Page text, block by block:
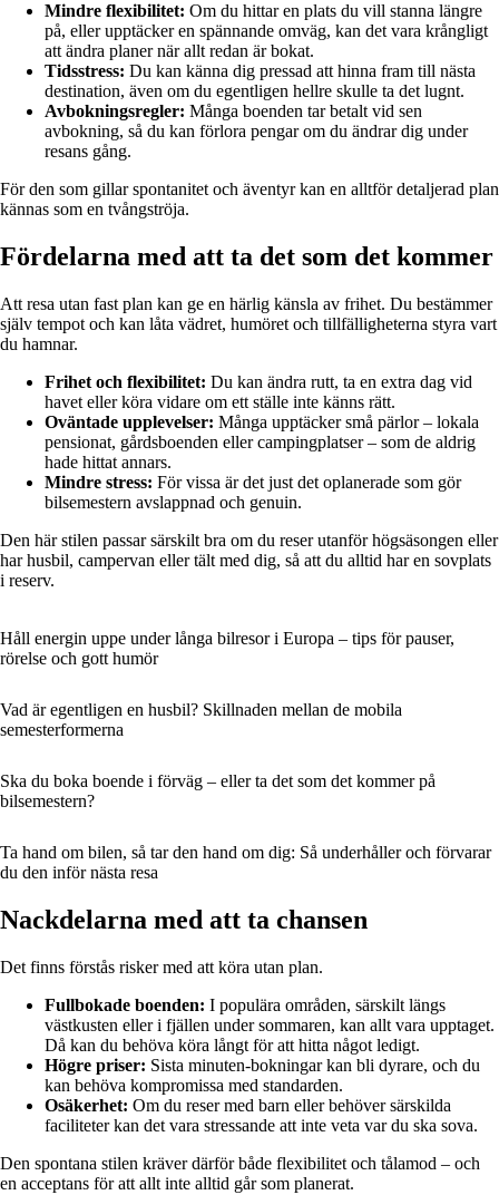
Mindre flexibilitet: Om du hittar en plats du vill stanna längre
på, eller upptäcker en spännande omväg, kan det vara krångligt
att ändra planer när allt redan är bokat.
Tidsstress: Du kan känna dig pressad att hinna fram till nästa
destination, även om du egentligen hellre skulle ta det lugnt.
Avbokningsregler: Många boenden tar betalt vid sen
avbokning, så du kan förlora pengar om du ändrar dig under
resans gång.
För den som gillar spontanitet och äventyr kan en alltför detaljerad plan
kännas som en tvångströja.
Fördelarna med att ta det som det kommer
Att resa utan fast plan kan ge en härlig känsla av frihet. Du bestämmer
själv tempot och kan låta vädret, humöret och tillfälligheterna styra vart
du hamnar.
Frihet och flexibilitet: Du kan ändra rutt, ta en extra dag vid
havet eller köra vidare om ett ställe inte känns rätt.
Oväntade upplevelser: Många upptäcker små pärlor – lokala
pensionat, gårdsboenden eller campingplatser – som de aldrig
hade hittat annars.
Mindre stress: För vissa är det just det oplanerade som gör
bilsemestern avslappnad och genuin.
Den här stilen passar särskilt bra om du reser utanför högsäsongen eller
har husbil, campervan eller tält med dig, så att du alltid har en sovplats
i reserv.
Håll energin uppe under långa bilresor i Europa – tips för pauser,
rörelse och gott humör
Vad är egentligen en husbil? Skillnaden mellan de mobila
semesterformerna
Ska du boka boende i förväg – eller ta det som det kommer på
bilsemestern?
Ta hand om bilen, så tar den hand om dig: Så underhåller och förvarar
du den inför nästa resa
Nackdelarna med att ta chansen
Det finns förstås risker med att köra utan plan.
Fullbokade boenden: I populära områden, särskilt längs
västkusten eller i fjällen under sommaren, kan allt vara upptaget.
Då kan du behöva köra långt för att hitta något ledigt.
Högre priser: Sista minuten-bokningar kan bli dyrare, och du
kan behöva kompromissa med standarden.
Osäkerhet: Om du reser med barn eller behöver särskilda
faciliteter kan det vara stressande att inte veta var du ska sova.
Den spontana stilen kräver därför både flexibilitet och tålamod – och
en acceptans för att allt inte alltid går som planerat.